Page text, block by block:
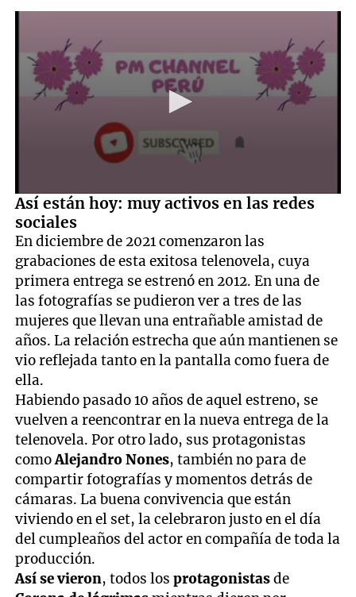
0
seconds
of
4
minutes,
50
seconds
Así están hoy: muy activos en las redes
sociales
En diciembre de 2021 comenzaron las
grabaciones de esta exitosa telenovela, cuya
primera entrega se estrenó en 2012. En una de
las fotografías se pudieron ver a tres de las
mujeres que llevan una entrañable amistad de
años. La relación estrecha que aún mantienen se
vio reflejada tanto en la pantalla como fuera de
ella.
Habiendo pasado 10 años de aquel estreno, se
vuelven a reencontrar en la nueva entrega de la
telenovela. Por otro lado, sus protagonistas
comoAlejandro Nones, también no para de
compartir fotografías y momentos detrás de
cámaras. La buena convivencia que están
viviendo en el set, la celebraron justo en el día
del cumpleaños del actor en compañía de toda la
producción.
Así se vieron, todos losprotagonistasde